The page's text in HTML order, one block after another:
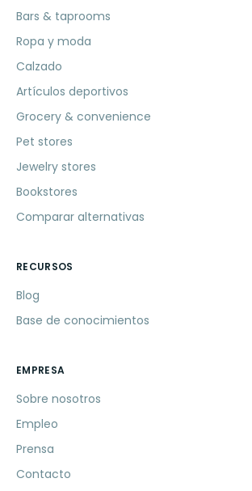
Bars & taprooms
Ropa y moda
Calzado
Artículos deportivos
Grocery & convenience
Pet stores
Jewelry stores
Bookstores
Comparar alternativas
RECURSOS
Blog
Base de conocimientos
EMPRESA
Sobre nosotros
Empleo
Prensa
Contacto